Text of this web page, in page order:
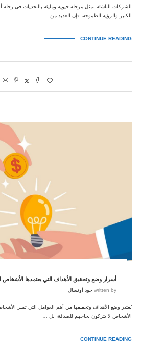
الشركات الناشئة تمثل مرحلة حيوية ومليئة بالتحديات في
الكبير والرؤية الطموحة، فإن العديد من …
CONTINUE READING
أسرار وضع وتحقيق الأهداف التي يعتمدها الأشخاص
written by جود أونسال
يُعتبر وضع الأهداف وتحقيقها من أهم العوامل التي تميز
الأشخاص لا يتركون نجاحهم للصدفة، بل …
CONTINUE READING